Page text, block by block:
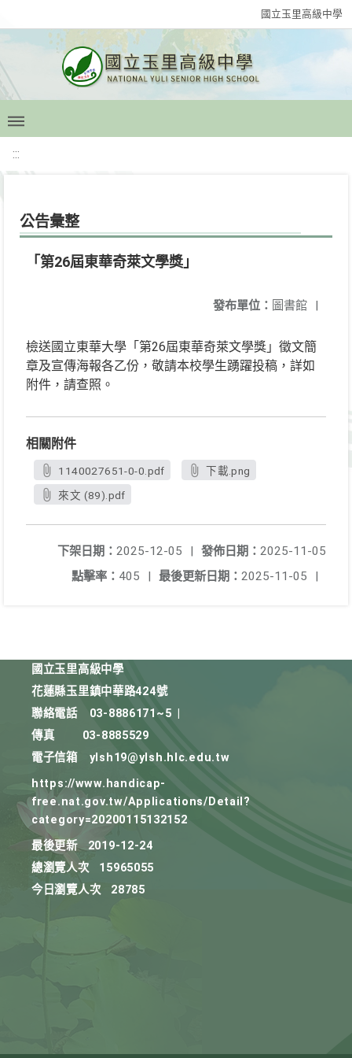
國立玉里高級中學
:::
公告彙整
「第26屆東華奇萊文學獎」
發布單位： 圖書館 |
檢送國立東華大學「第26屆東華奇萊文學獎」徵文簡
章及宣傳海報各乙份，敬請本校學生踴躍投稿，詳如
附件，請查照。
相關附件
1140027651-0-0.pdf
下載.png
來文 (89).pdf
發佈日期： 2025-11-05
下架日期： 2025-12-05
|
最後更新日期： 2025-11-05 |
點擊率： 405 |
國立玉里高級中學
花蓮縣玉里鎮中華路424號
聯絡電話
03-8886171~5
傳真
03-8885529
電子信箱
ylsh19@ylsh.hlc.edu.tw
https://www.handicap-
free.nat.gov.tw/Applications/Detail?
category=20200115132152
最後更新
2019-12-24
總瀏覽人次
15965055
今日瀏覽人次
28785